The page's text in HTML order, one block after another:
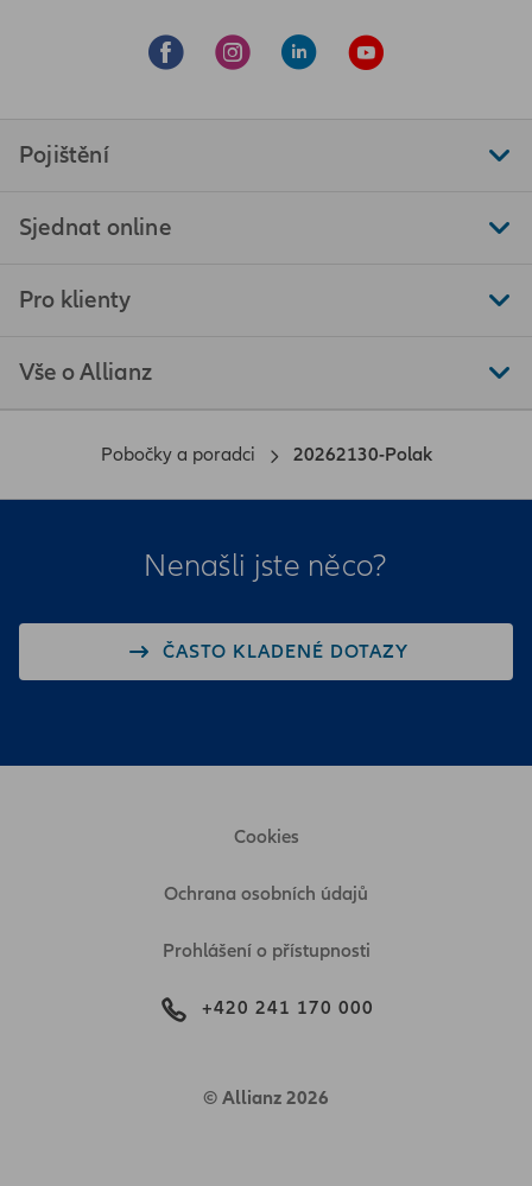
Pojištění
Sjednat online
Pro klienty
Vše o Allianz
Nenašli jste něco?
ČASTO KLADENÉ DOTAZY
Cookies
Ochrana osobních údajů
Prohlášení o přístupnosti
© Allianz 2026
+420 241 170 000
Pobočky a poradci 20262130-Polak